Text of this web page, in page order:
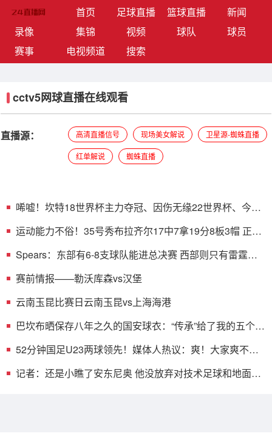
首页(current)足球直播 篮球直播
新闻
录像
集锦 视频 球队
球员
赛事
电视频道 搜索
cctv5网球直播在线观看
直播源： 高清直播信号 现场美女解说 卫星源-蜘蛛直播
红单解说 蜘蛛直播
唏嘘！坎特18世界杯主力夺冠、因伤无缘22世界杯、今年
运动能力不俗！35号秀布拉齐尔17中7拿19分8板3帽 正负
Spears：东部有6-8支球队能进总决赛 西部则只有雷霆和
赛前情报——勒沃库森vs汉堡
云南玉昆比赛日云南玉昆vs上海海港
巴坎布晒保存八年之久的国安球衣：“传承”给了我的五个孩
52分钟国足U23两球领先！媒体人热议：爽！大家爽不
记者：还是小瞧了安东尼奥 他没放弃对技术足球和地面配